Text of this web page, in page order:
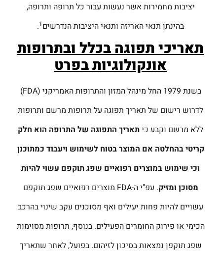
יציבות מחמירות אשר נעשות עבור כל תרופה ותרופה,
בהינתן תנאי האריזה ותנאי היציבות הנדרשים1
.
תאריכי תפוגה בכלל ובתרופות
אונקולוגיות בפרט
בשנת 1979 החל מינהל המזון והתרופות האמריקני (FDA)
לדרוש רישום של תאריך תפוגה על תרופות מרשם ותרופות
ללא מרשם וקבע כיתאריך התפוגה של התרופה הוא חלק
קריטי בהחלטה אם המוצר בטוח לשימוש ויעבוד כמתוכנן
וכי שימוש במוצרים רפואיים שפג תוקפם עשוי להיות
מסוכן ומזיק
. עפ"י ה-FDA מוצרים רפואיים שפג תוקפם
עשויים להיות פחות יעילים ואף מסוכנים עקב שינוי בהרכב
הכימי או פירוק החומרים הפעילים. בנוסף, תרופות מסוימות
שפג תוקפן נמצאות בסיכון לזיהום. בפועל, לאחר שתאריך